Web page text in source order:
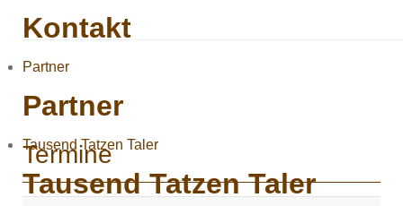
Kontakt
Partner
Partner
Tausend Tatzen Taler
Tausend Tatzen Taler
Termine